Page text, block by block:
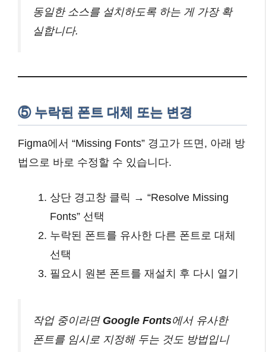
동일한 소스를 설치하도록 하는 게 가장 확
실합니다.
⑤ 누락된 폰트 대체 또는 변경
Figma에서 “Missing Fonts” 경고가 뜨면, 아래 방
법으로 바로 수정할 수 있습니다.
상단 경고창 클릭 → “Resolve Missing
Fonts” 선택
누락된 폰트를 유사한 다른 폰트로 대체
선택
필요시 원본 폰트를 재설치 후 다시 열기
작업 중이라면 Google Fonts에서 유사한
폰트를 임시로 지정해 두는 것도 방법입니